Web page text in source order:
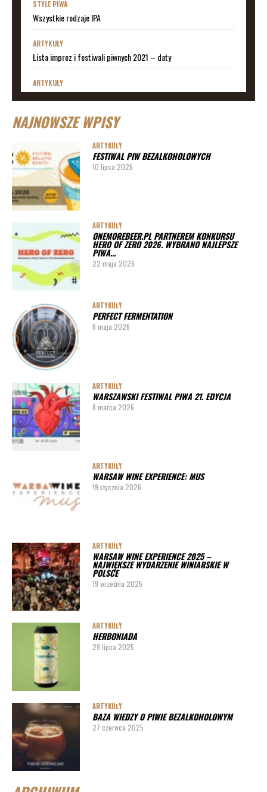
STYLE PIWA
Wszystkie rodzaje IPA
ARTYKUŁY
Lista imprez i festiwali piwnych 2021 – daty
ARTYKUŁY
ARTYKUŁY
ARTYKUŁY
Lista imprez i festiwali piwnych 2020 – miasta
ARTYKUŁY
Pędy chmielu – danie ekskluzywne
PORADY
Jak działa instalacja do wyszynku piwa w barze
NAJNOWSZE WPISY
ARTYKUŁY
FESTIWAL PIW BEZALKOHOLOWYCH
10 lipca 2026
ARTYKUŁY
ONEMOREBEER.PL PARTNEREM KONKURSU
HERO OF ZERO 2026. WYBRANO NAJLEPSZE
PIWA…
22 maja 2026
ARTYKUŁY
PERFECT FERMENTATION
6 maja 2026
ARTYKUŁY
WARSZAWSKI FESTIWAL PIWA 21. EDYCJA
8 marca 2026
ARTYKUŁY
WARSAW WINE EXPERIENCE: MUS
19 stycznia 2026
ARTYKUŁY
WARSAW WINE EXPERIENCE 2025 –
NAJWIĘKSZE WYDARZENIE WINIARSKIE W
POLSCE
19 września 2025
ARTYKUŁY
HERBONIADA
29 lipca 2025
ARTYKUŁY
BAZA WIEDZY O PIWIE BEZALKOHOLOWYM
27 czerwca 2025